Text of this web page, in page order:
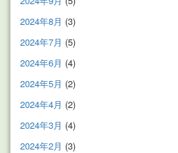
2024年8月 (3)
2024年7月 (5)
2024年6月 (4)
2024年5月 (2)
2024年4月 (2)
2024年3月 (4)
2024年2月 (3)